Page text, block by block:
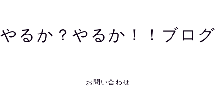
やるか？やるか！！ブログ
お問い合わせ